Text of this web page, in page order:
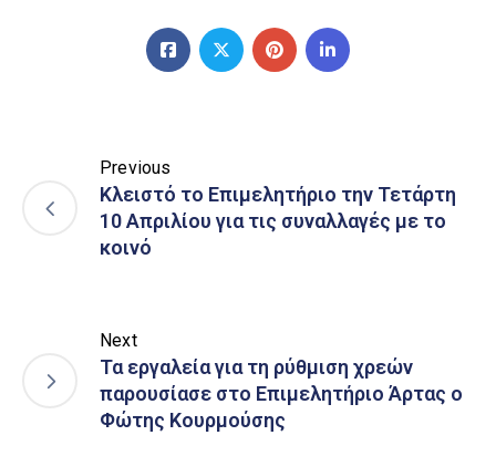
Previous
Κλειστό το Επιμελητήριο την Τετάρτη
10 Απριλίου για τις συναλλαγές με το
κοινό
Next
Τα εργαλεία για τη ρύθμιση χρεών
παρουσίασε στο Επιμελητήριο Άρτας ο
Φώτης Κουρμούσης